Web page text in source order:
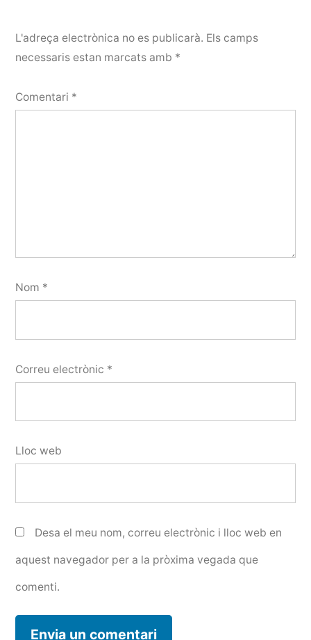
L'adreça electrònica no es publicarà. Els camps
necessaris estan marcats amb *
Comentari *
Nom *
Correu electrònic *
Lloc web
Desa el meu nom, correu electrònic i lloc web en
aquest navegador per a la pròxima vegada que
comenti.